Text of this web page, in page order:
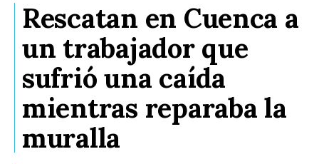
Rescatan en Cuenca a
un trabajador que
sufrió una caída
mientras reparaba la
muralla